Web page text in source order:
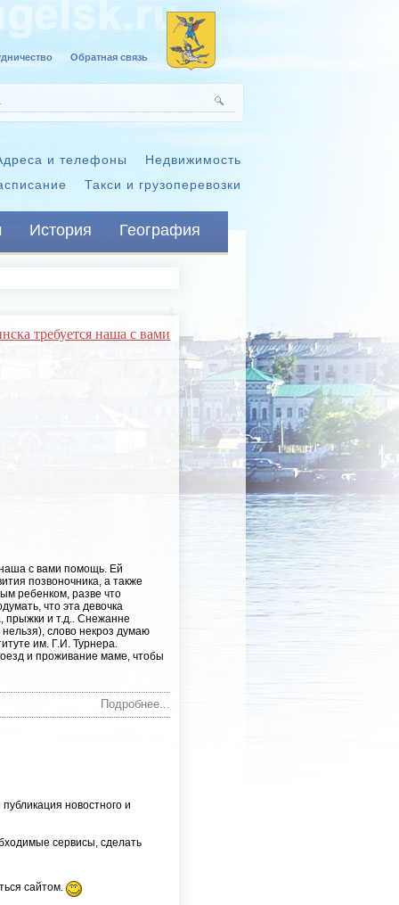
Обратная связь
Недвижимость
и телефоны
Такси и грузоперевозки
История География
требуется наша с вами
с вами помощь. Ей
позвоночника, а также
ребенком, разве что
что эта девочка
прыжки и т.д.. Снежанне
слово некроз думаю
им. Г.И. Турнера.
и проживание маме, чтобы
Подробнее...
новостного и
сервисы, сделать
сайтом.